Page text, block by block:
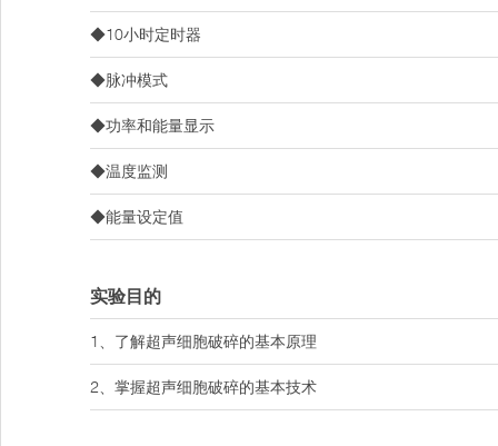
◆10小时定时器
◆脉冲模式
◆功率和能量显示
◆温度监测
◆能量设定值
实验目的
1、了解超声细胞破碎的基本原理
2、掌握超声细胞破碎的基本技术